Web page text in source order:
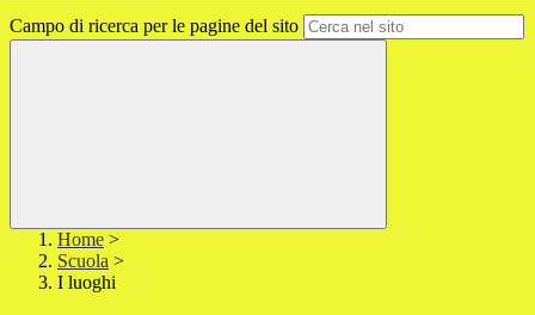
Campo di ricerca per le pagine del sito
Home >
Scuola >
I luoghi